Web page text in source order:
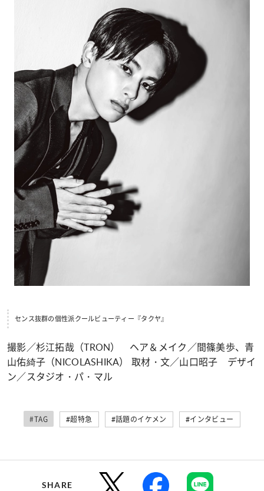
センス抜群の個性派クールビューティー『タクヤ』
撮影／杉江拓哉（TRON） ヘア＆メイク／間篠美歩、青
山佑綺子（NICOLASHIKA） 取材・文／山口昭子 デザイ
ン／スタジオ・パ・マル
#TAG #超特急 #話題のイケメン #インタビュー
SHARE